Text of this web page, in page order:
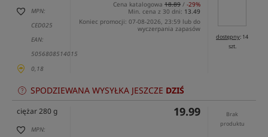
MPN:
CED025
EAN:
5056808514015
0,18
Cena katalogowa 18.89 / -29%
Min. cena z 30 dni: 13.49
Koniec promocji: 07-08-2026, 23:59 lub do
wyczerpania zapasów
dostępny: 14
szt.
SPODZIEWANA WYSYŁKA JESZCZE DZIŚ
ciężar 280 g
MPN:
19.99
Brak
produktu